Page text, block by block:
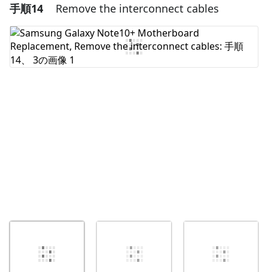
コメントを追加
コメントを追加
手順14 Remove the interconnect cables